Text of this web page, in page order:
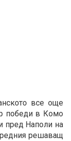
все още
победи в Комо
пред Наполи на
решаващ